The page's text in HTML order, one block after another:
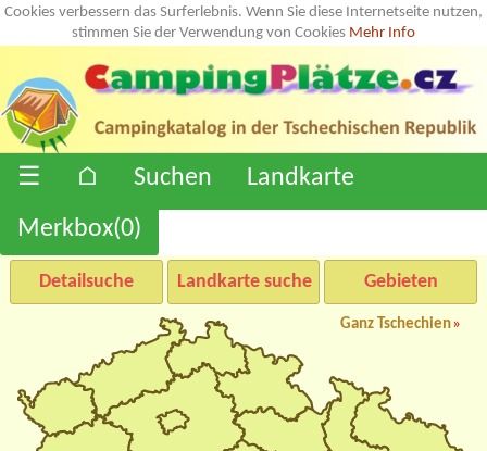
Cookies verbessern das Surferlebnis. Wenn Sie diese Internetseite nutzen,
stimmen Sie der Verwendung von Cookies Mehr Info
☰ ⌂ Suchen
Landkarte
Merkbox(0)
Detailsuche Landkarte suche Gebieten
Ganz Tschechien»